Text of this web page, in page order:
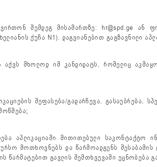
შემდეგ მისამართზე: hr@spd.ge ან
ქუჩა N1). დაგვიანებით გაგზავნილი
მხოლოდ იმ კანდიდატს, რომელიც
შეფასება/გადარჩევა,
აპლიკაციაში მითითებული
მოთხოვნებს და წარმოადგენს
წარმატებით გავლის შემთხვევაში ეცნობება